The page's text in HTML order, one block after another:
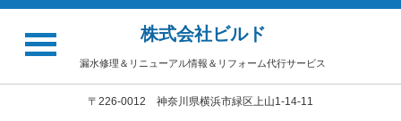
株式会社ビルド
漏水修理＆リニューアル情報＆リフォーム代行サービス
〒226-0012 神奈川県横浜市緑区上山1-14-11